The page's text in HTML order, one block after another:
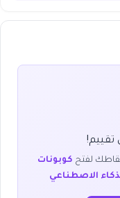
لفتح كوبونات
الاصطناعي